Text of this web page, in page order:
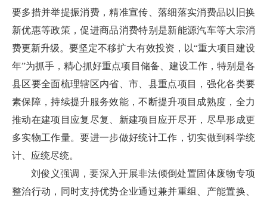
要多措并举提振消费，精准宣传、落细落实消费品以旧换
新优惠等政策，促进商品消费特别是新能源汽车等大宗消
费更新升级。要坚定不移扩大有效投资，以“重大项目建设
年”为抓手，精心抓好重点项目储备、建设工作，特别是各
县区要全面梳理辖区内省、市、县重点项目，强化各类要
素保障，持续提升服务效能，不断提升项目成熟度，全力
推动在建项目应复尽复、新建项目应开尽开，尽早形成更
多实物工作量。要进一步做好统计工作，切实做到科学统
计、应统尽统。
刘俊义强调，要深入开展非法倾倒处置固体废物专项
整治行动，同时支持优势企业通过兼并重组、产能置换、